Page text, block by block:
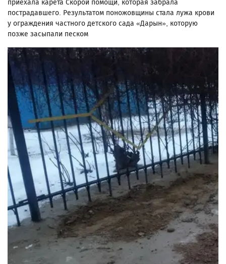
приехала карета Скорой помощи, которая забрала
пострадавшего. Результатом поножовщины стала лужа крови
у ограждения частного детского сада «Дарын», которую
позже засыпали песком